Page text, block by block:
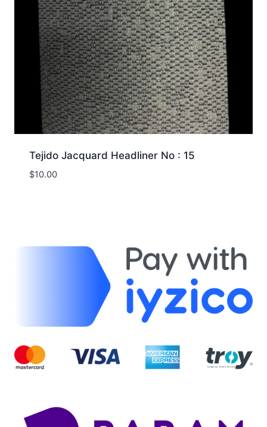
Tejido Jacquard Headliner No : 15
$10.00